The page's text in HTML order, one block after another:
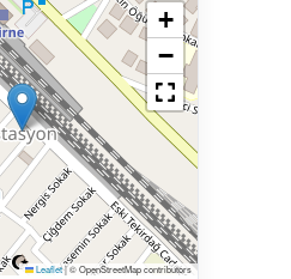
+
−
Leaflet|© OpenStreetMap contributors